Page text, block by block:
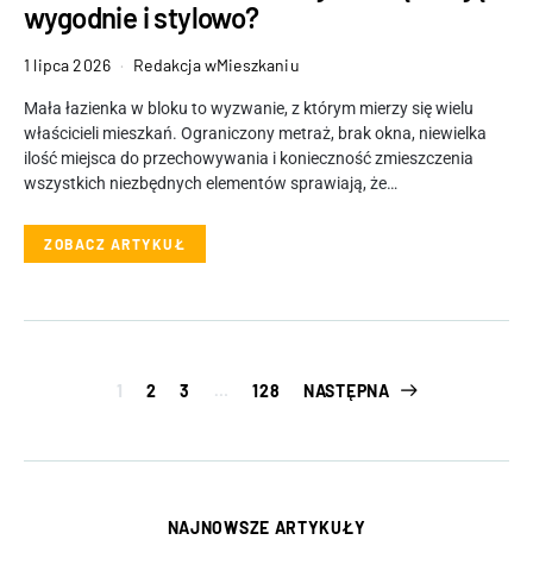
wygodnie i stylowo?
1 lipca 2026 Redakcja wMieszkaniu
Mała łazienka w bloku to wyzwanie, z którym mierzy się wielu
właścicieli mieszkań. Ograniczony metraż, brak okna, niewielka
ilość miejsca do przechowywania i konieczność zmieszczenia
wszystkich niezbędnych elementów sprawiają, że…
ZOBACZ ARTYKUŁ
Stronicowanie
1 2 3 … 128 NASTĘPNA
NAJNOWSZE ARTYKUŁY